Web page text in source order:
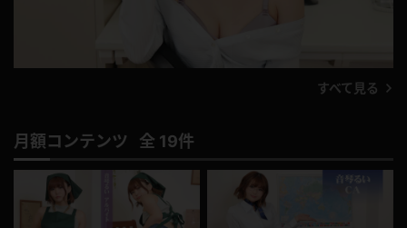
すべて見る
月額コンテンツ 全 19件